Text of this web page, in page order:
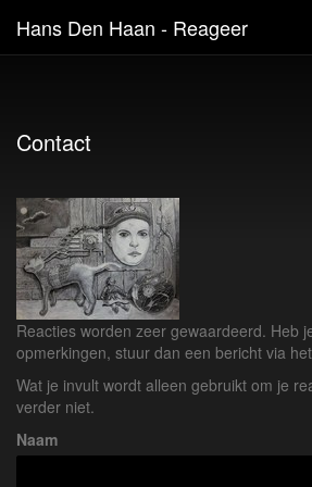
Hans Den Haan - Reageer
Contact
Reacties worden zeer gewaardeerd. Heb
opmerkingen, stuur dan een bericht via
Wat je invult wordt alleen gebruikt om je
verder niet.
Naam